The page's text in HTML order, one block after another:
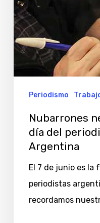
en
la
Argentina
Periodismo
Nubarrones
día del
Argentina
El 7 de junio es la
periodistas
recordamos